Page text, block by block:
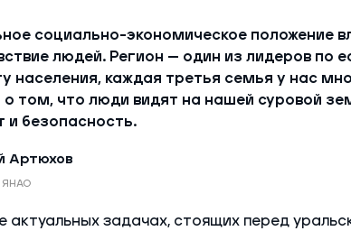
социально-экономическое положение
людей. Регион — один из лидеров по
населения, каждая третья семья у нас
о том, что люди видят на нашей суровой
и безопасность.
Артюхов
ЯНАО
актуальных задачах, стоящих перед